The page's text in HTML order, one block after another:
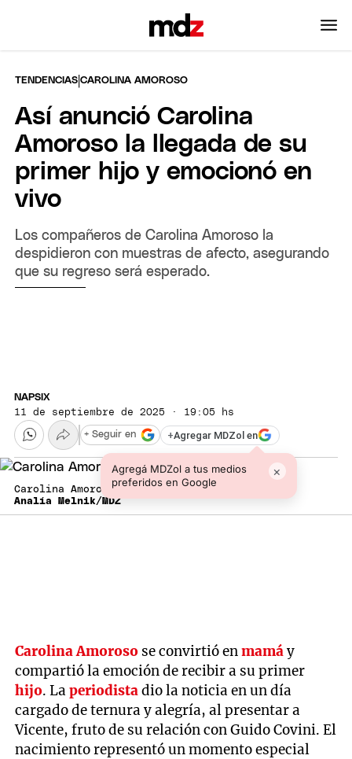
TENDENCIAS |CAROLINA AMOROSO
Así anunció Carolina
Amoroso la llegada de su
primer hijo y emocionó en
vivo
Los compañeros de Carolina Amoroso la
despidieron con muestras de afecto, asegurando
que su regreso será esperado.
NAPSIX
11 de septiembre de 2025 · 19:05 hs
+Agregar MDZol en
Agregá MDZol a tus medios
preferidos en Google
×
+ Seguir en
Carolina Amoroso.
Analía Melnik/MDZ
Carolina Amoroso se convirtió enmamáy
compartió la emoción de recibir a su primer
hijo. Laperiodistadio la noticia en un día
cargado de ternura y alegría, al presentar a
Vicente, fruto de su relación con Guido Covini. El
nacimiento representó un momento especial